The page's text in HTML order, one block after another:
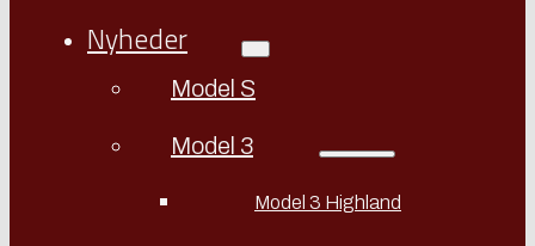
Nyheder
Model S
Model 3
Model 3 Highland